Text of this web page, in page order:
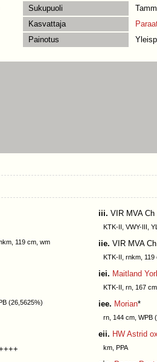
Sukupuoli
Kasvattaja
Painotus
119 cm, wm
iii. VIR MVA Ch
KTK-II, VWY-III,
iie. VIR MVA
KTK-II, rnkm, 119
(26,5625%)
iei. Maitland
KTK-II, rn, 167
iee. Morian*
rn, 144 cm, WPB
eii. HW Astrid
km, PPA